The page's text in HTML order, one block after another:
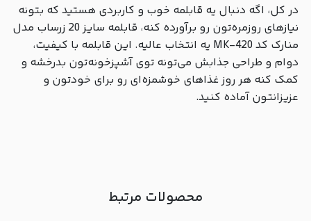
در کل، اگه دنبال یه قابلمه خوب و کاربردی هستید که بتونه
نیازهای روزمره‌تون رو برآورده کنه، قابلمه سایز 20 زرساب مدل
منارک کد MK-420 یه انتخاب عالیه. این قابلمه با کیفیت،
دوام و طراحی جذابش می‌تونه توی آشپزخونه‌تون بدرخشه و
کمک کنه هر روز غذاهای خوشمزه‌ای رو برای خودتون و
عزیزانتون آماده کنید.
محصولات مرتبط